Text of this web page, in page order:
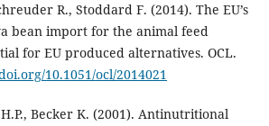
R., Stoddard F. (2014). The EU’s
bean import for the animal feed
for EU produced alternatives. OCL.
10.1051/ocl/2014021
Becker K. (2001). Antinutritional